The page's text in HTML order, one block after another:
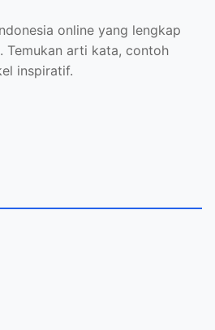
online yang lengkap
Temukan arti kata, contoh
inspiratif.